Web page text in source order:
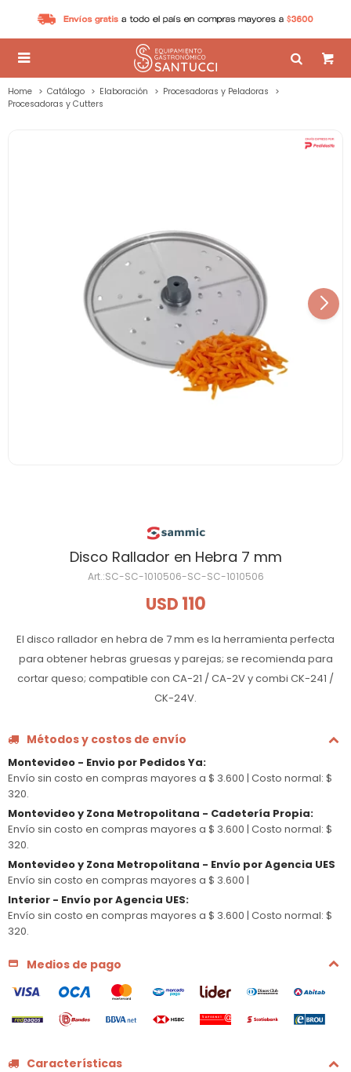

Home Catálogo Elaboración
Procesadoras y Peladoras
Procesadoras y Cutters
Disco Rallador en Hebra 7 mm
SC-SC-1010506-SC-SC-1010506
USD 110
El disco rallador en hebra de 7 mm es la herramienta perfecta
para obtener hebras gruesas y parejas; se recomienda para
cortar queso; compatible con CA-21 / CA-2V y combi CK-241 /
CK-24V.
Métodos y costos de envío
Montevideo - Envio por Pedidos Ya:
Envío sin costo en compras mayores a $ 3.600 | Costo normal: $
320.
Montevideo y Zona Metropolitana - Cadetería Propia:
Envío sin costo en compras mayores a $ 3.600 | Costo normal: $
320.
Montevideo y Zona Metropolitana - Envío por Agencia UES
Envío sin costo en compras mayores a $ 3.600 |
Interior - Envío por Agencia UES:
Envío sin costo en compras mayores a $ 3.600 | Costo normal: $
320.
Medios de pago
Características